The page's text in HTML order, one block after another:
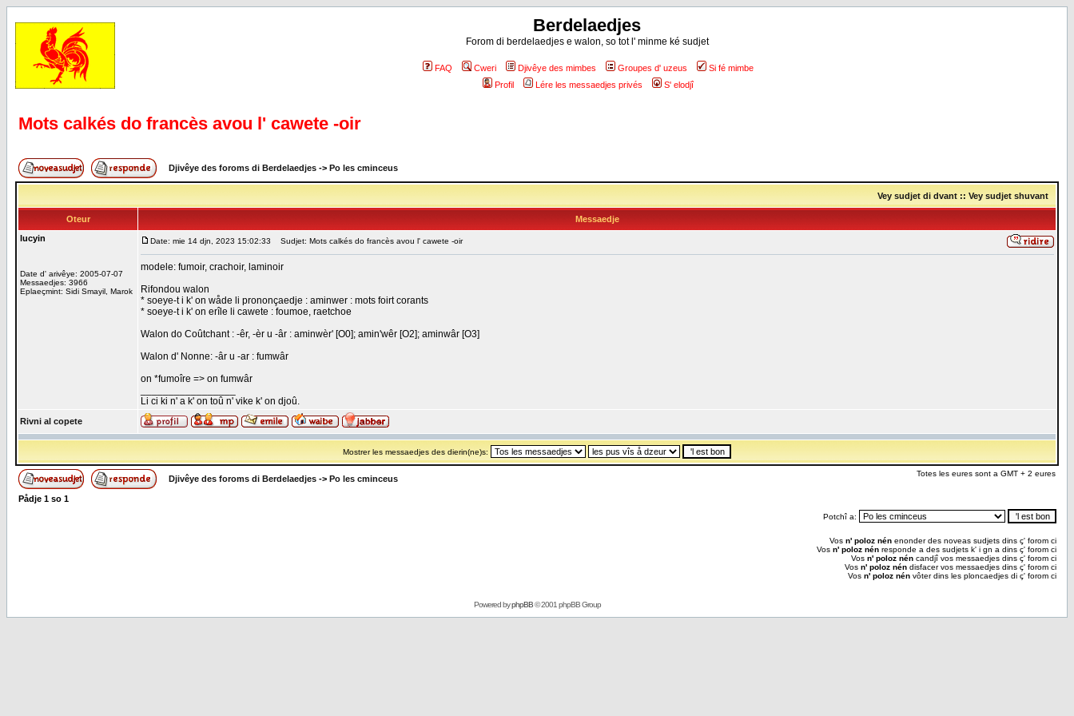
Berdelaedjes
Forom di berdelaedjes e walon, so tot l' minme ké sudjet
FAQ Cweri Djivêye des mimbes Groupes d' uzeus
Si fé mimbe
Profil
Lére les messaedjes privés S' elodjî
Mots calkés do francès avou l' cawete -oir
Djivêye des foroms di Berdelaedjes -> Po les cminceus
Vey sudjet di dvant :: Vey sudjet shuvant
Oteur
Messaedje
lucyin
Date d' arivêye: 2005-07-07
Messaedjes: 3966
Eplaeçmint: Sidi Smayil, Marok
Date: mie 14 djn, 2023 15:02:33 Sudjet: Mots calkés do francès avou l' cawete -oir
modele: fumoir, crachoir, laminoir
Rifondou walon
* soeye-t i k' on wåde li prononçaedje : aminwer : mots foirt corants
* soeye-t i k' on erîle li cawete : foumoe, raetchoe
Walon do Coûtchant : -êr, -èr u -âr : aminwèr' [O0]; amin'wêr [O2]; aminwâr [O3]
Walon d' Nonne: -âr u -ar : fumwâr
on *fumoîre => on fumwâr
Li ci ki n' a k' on toû n' vike k' on djoû.
Rivni al copete
Mostrer les messaedjes des dierin(ne)s:
Djivêye des foroms di Berdelaedjes -> Po les cminceus
Totes les eures sont a GMT + 2 eures
Pådje 1 so 1
Potchî a:
Vos n' poloz nén enonder des noveas sudjets dins ç' forom ci
Vos n' poloz nén responde a des sudjets k' i gn a dins ç' forom ci
Vos n' poloz nén candjî vos messaedjes dins ç' forom ci
Vos n' poloz nén disfacer vos messaedjes dins ç' forom ci
Vos n' poloz nén vôter dins les ploncaedjes di ç' forom ci
Powered byphpBB© 2001 phpBB Group